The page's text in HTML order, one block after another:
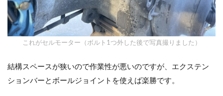
これがセルモーター（ボルト1つ外した後で写真撮りました）
結構スペースが狭いので作業性が悪いのですが、エクステン
ションバーとボールジョイントを使えば楽勝です。